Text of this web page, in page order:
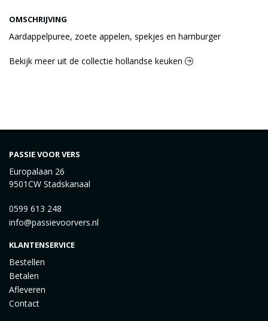
OMSCHRIJVING
Aardappelpuree, zoete appelen, spekjes en hamburger
Bekijk meer uit de collectie hollandse keuken
PASSIE VOOR VERS
Europalaan 26
9501CW Stadskanaal
0599 613 248
info@passievoorvers.nl
KLANTENSERVICE
Bestellen
Betalen
Afleveren
Contact